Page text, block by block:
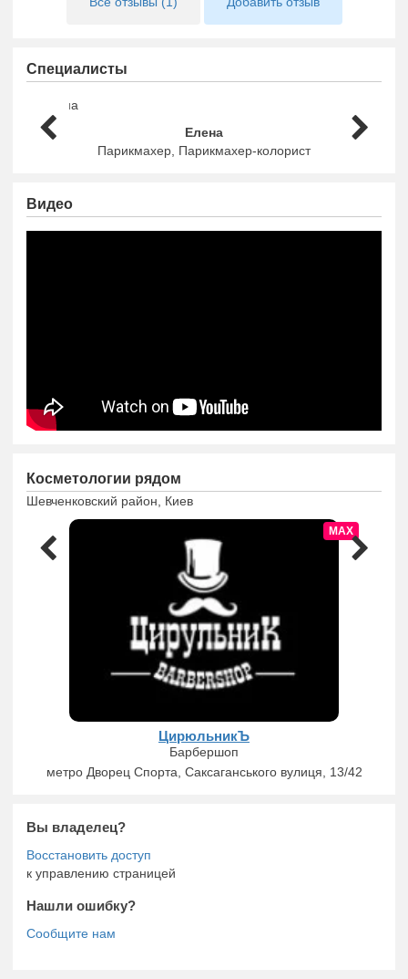
Специалисты
Елена
Парикмахер, Парикмахер-колорист
Видео
Косметологии рядом
Шевченковский район, Киев
MAX
ЦирюльникЪ
Барбершоп
метро Дворец Спорта, Саксаганського вулиця, 13/42
Вы владелец?
к управлению страницей
Нашли ошибку?